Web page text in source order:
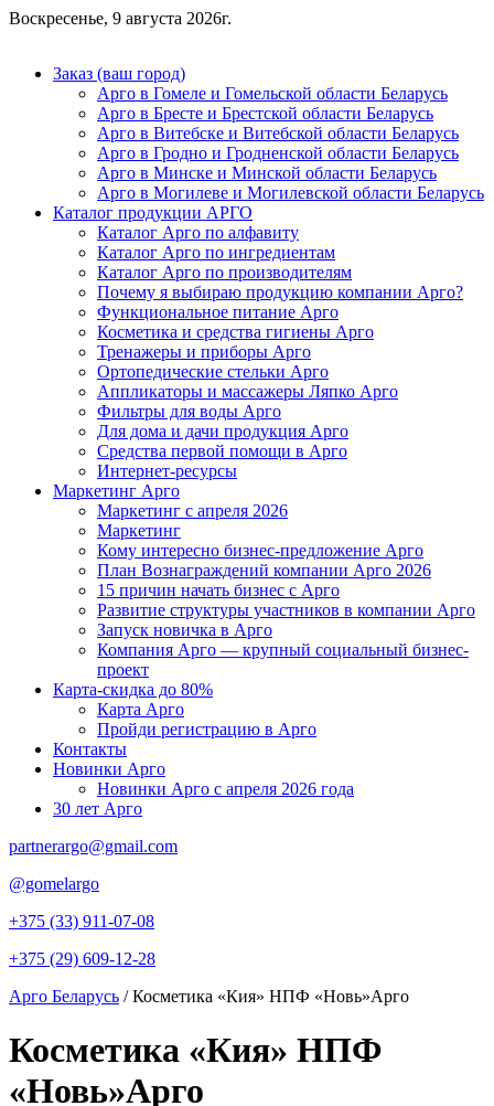
Воскресенье, 9 августа 2026г.
Заказ (ваш город)
Арго в Гомеле и Гомельской области Беларусь
Арго в Бресте и Брестской области Беларусь
Арго в Витебске и Витебской области Беларусь
Арго в Гродно и Гродненской области Беларусь
Арго в Минске и Минской области Беларусь
Арго в Могилеве и Могилевской области Беларусь
Каталог продукции АРГО
Каталог Арго по алфавиту
Каталог Арго по ингредиентам
Каталог Арго по производителям
Почему я выбираю продукцию компании Арго?
Функциональное питание Арго
Косметика и средства гигиены Арго
Тренажеры и приборы Арго
Ортопедические стельки Арго
Аппликаторы и массажеры Ляпко Арго
Фильтры для воды Арго
Для дома и дачи продукция Арго
Средства первой помощи в Арго
Интернет-ресурсы
Маркетинг Арго
Маркетинг с апреля 2026
Маркетинг
Кому интересно бизнес-предложение Арго
План Вознаграждений компании Арго 2026
15 причин начать бизнес с Арго
Развитие структуры участников в компании Арго
Запуск новичка в Арго
Компания Арго — крупный социальный бизнес-
проект
Карта-скидка до 80%
Карта Арго
Пройди регистрацию в Арго
Контакты
Новинки Арго
Новинки Арго с апреля 2026 года
30 лет Арго
partnerargo@gmail.com
@gomelargo
+375 (33) 911-07-08
+375 (29) 609-12-28
Арго Беларусь /Косметика «Кия» НПФ «Новь»Арго
Косметика «Кия» НПФ
«Новь»Арго